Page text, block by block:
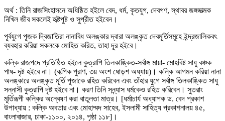
অর্থ : তিনি রাজসিংহাসনে অধিষ্ঠিত হইলে বেদ, ধর্ম, কৃতযুগ, দেবগণ, স্থাবর জঙ্গমাত্মক
নিখিল জীব সকলেই হৃষ্টপুষ্ট ও সুপ্রীত হইবেন।
পূর্বযুগে পূজক দ্বিজাতিরা নানাবিধ অলঙ্কার দ্বারা অলঙ্কৃত দেবমূর্তিসমূহে ইন্দ্রজালিকবৎ
ব্যবহার করিয়া সকলকে মোহিত করিত, তাহা দূর হইবে।
কল্কি রাজপদে প্রতিষ্ঠিত হইলে কুত্রাপি তিলকাঙ্কিত-সর্বাঙ্গ মায়া- মোহবিষ্ট সাধু বঞ্চক
পাষ- দৃষ্ট হইবে না। (কল্পিক পুরাণ, ৩য় অংশ ষোড়শ অধ্যায়)। কল্কি আগমন করিয়া নানা
অলঙ্কারে অলঙ্কৃত মূর্তি পূজাকে রহিত করিবেন এবং তাঁহার যুগে সর্বাঙ্গ তিলকাঙ্কিত সাধু
সন্নাসী কুত্রাপি দৃষ্ট হইবে না। করণ তিনি সন্ন্যাস ধর্মকেও রহিত করিবেন। সুতরাং
মূর্তিরূপী কল্কির অন্বেষণ করা বাতুলতা মাত্র। [ধর্মাচার্য অধ্যাপক ড. বেদ প্রকাশ
উপাধ্যায় : কল্কি অবতার এবং মোহাম্মদ সাহেব, ইসলামী সাহিত্য প্রকাশনালয় ৪৫,
বাংলাবাজার, ঢাকা-১১০০, ২০১৪, পৃষ্ঠা ১১৮]।